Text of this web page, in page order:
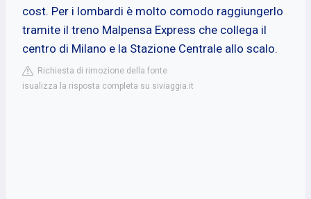
cost. Per i lombardi è molto comodo raggiungerlo
tramite il treno Malpensa Express che collega il
centro di Milano e la Stazione Centrale allo scalo.
Richiesta di rimozione della fonte
isualizza la risposta completa su siviaggia.it